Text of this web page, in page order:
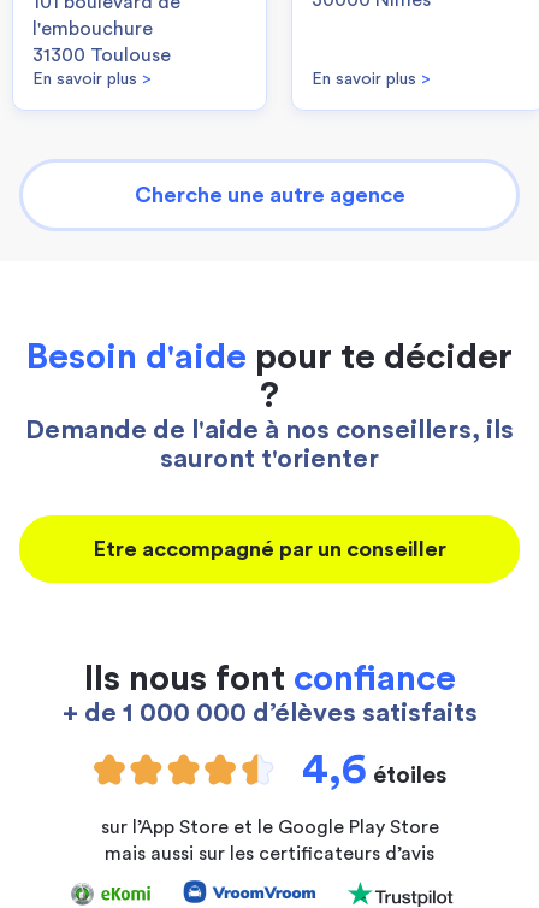
l'embouchure
31300 Toulouse
En savoir plus > En savoir plus >
Cherche une autre agence
Besoin d'aide pour te décider
?
Demande de l'aide à nos conseillers, ils
sauront t'orienter
Etre accompagné par un conseiller
Ils nous font confiance
+ de 1 000 000 d’élèves satisfaits
4,6 étoiles
sur l’App Store et le Google Play Store
mais aussi sur les certificateurs d’avis